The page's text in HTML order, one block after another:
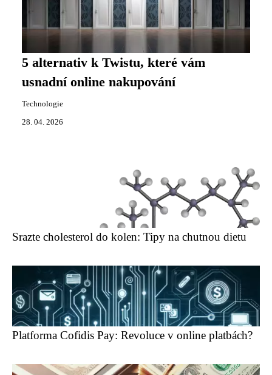
5 alternativ k Twistu, které vám
usnadní online nakupování
Technologie
28. 04. 2026
Srazte cholesterol do kolen: Tipy na chutnou dietu
Platforma Cofidis Pay: Revoluce v online platbách?